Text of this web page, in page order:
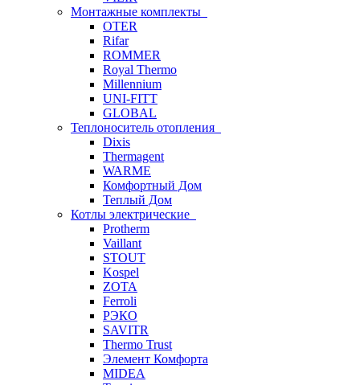
Монтажные комплекты
OTER
Rifar
ROMMER
Royal Thermo
Millennium
UNI-FITT
GLOBAL
Теплоноситель отопления
Dixis
Thermagent
WARME
Комфортный Дом
Теплый Дом
Котлы электрические
Protherm
Vaillant
STOUT
Kospel
ZOTA
Ferroli
РЭКО
SAVITR
Thermo Trust
Элемент Комфорта
MIDEA